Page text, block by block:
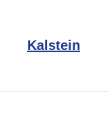
Kalstein